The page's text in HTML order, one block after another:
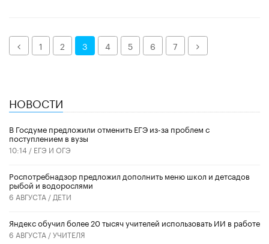
Назад1 2 3 4 5 6 7 Далее
НОВОСТИ
В Госдуме предложили отменить ЕГЭ из-за проблем с
поступлением в вузы
10:14 / ЕГЭ И ОГЭ
Роспотребнадзор предложил дополнить меню школ и детсадов
рыбой и водорослями
6 АВГУСТА / ДЕТИ
​Яндекс обучил более 20 тысяч учителей использовать ИИ в работе
6 АВГУСТА /УЧИТЕЛЯ